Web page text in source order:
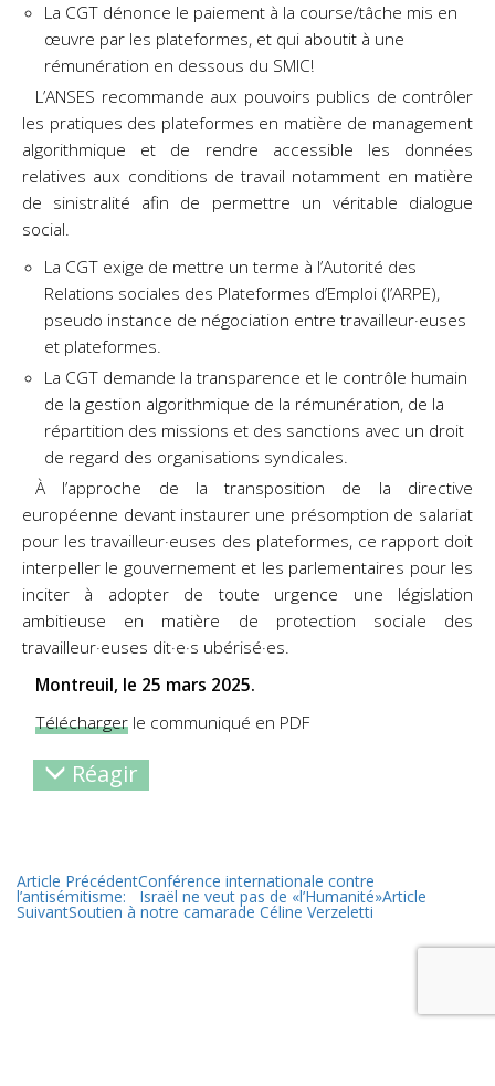
La CGT dénonce le paiement à la course/tâche mis en
œuvre par les plateformes, et qui aboutit à une
rémunération en dessous du SMIC!
L’ANSES recommande aux pouvoirs publics de contrôler
les pratiques des plateformes en matière de management
algorithmique et de rendre accessible les données
relatives aux conditions de travail notamment en matière
de sinistralité afin de permettre un véritable dialogue
social.
La CGT exige de mettre un terme à l’Autorité des
Relations sociales des Plateformes d’Emploi (l’ARPE),
pseudo instance de négociation entre travailleur·euses
et plateformes.
La CGT demande la transparence et le contrôle humain
de la gestion algorithmique de la rémunération, de la
répartition des missions et des sanctions avec un droit
de regard des organisations syndicales.
À l’approche de la transposition de la directive
européenne devant instaurer une présomption de salariat
pour les travailleur·euses des plateformes, ce rapport doit
interpeller le gouvernement et les parlementaires pour les
inciter à adopter de toute urgence une législation
ambitieuse en matière de protection sociale des
travailleur·euses dit·e·s ubérisé·es.
Montreuil, le 25 mars 2025.
Télécharger le communiqué en PDF
Réagir
Article PrécédentConférence internationale contre
l’antisémitisme: Israël ne veut pas de «l’Humanité»Article
SuivantSoutien à notre camarade Céline Verzeletti